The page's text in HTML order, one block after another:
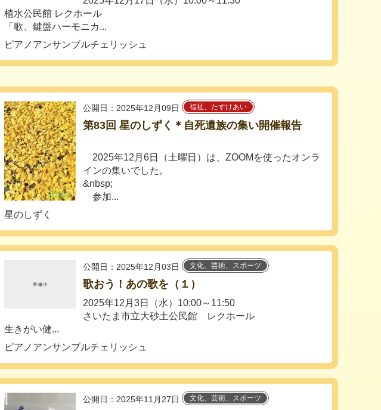
植水公民館 レクホール
「歌、鍵盤ハーモニカ...
ピアノアンサンブルチェリッシュ
公開日：2025年12月09日 福祉、たすけあい
第83回 星のしずく＊自死遺族の集い開催報告
2025年12月6日（土曜日）は、ZOOMを使ったオンラ
インの集いでした。
&nbsp;
参加...
星のしずく
公開日：2025年12月03日 文化、芸術、スポーツ
歌おう！あの歌を（１）
2025年12月3日（水）10:00～11:50
さいたま市立大砂土公民館 レクホール
生きがい健...
ピアノアンサンブルチェリッシュ
公開日：2025年11月27日 文化、芸術、スポーツ